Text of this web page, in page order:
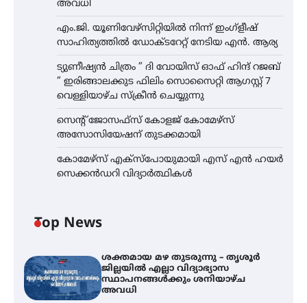
അവധി
എം.ജി. യൂണിവേഴ്‌സിറ്റിയിൽ നിന്ന് ഇംഗ്ളീഷ്
സാഹിത്യത്തിൽ ഡോക്ടറേറ്റ് നേടിയ എൻ. ആര്യ
ട്യുണീഷ്യൻ ചിത്രം ” ദി വോയിസ് ഓഫ് ഹിന്ദ് റജബ്
” ഇരിങ്ങാലക്കുട ഫിലിം സൊസൈറ്റി ആഗസ്റ്റ് 7
വെള്ളിയാഴ്ച സ്‌ക്രീൻ ചെയ്യുന്നു
സെന്റ് ജോസഫ്സ് കോളജ് കോമേഴ്‌സ്
അസോസിയേഷന് തുടക്കമായി
കോമേഴ്സ് എക്സ്പോയുമായി എസ് എൻ ഹയർ
സെക്കൻഡറി വിദ്യാർത്ഥികൾ
Top News
ശക്തമായ മഴ തുടരുന്നു – തൃശൂർ
ജില്ലയിൽ എല്ലാ വിദ്യാഭ്യാസ
സ്ഥാപനങ്ങൾക്കും ശനിയാഴ്ച
അവധി